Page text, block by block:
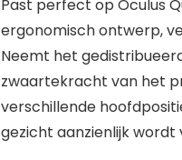
Past perfect op Oculus
ergonomisch ontwerp,
Neemt het
zwaartekracht van het
verschillende
gezicht aanzienlijk wordt